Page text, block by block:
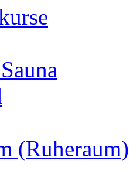
(Ruheraum)